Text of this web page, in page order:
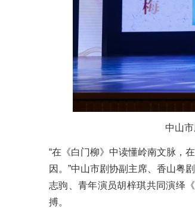
中山
“在《白门柳》中读懂岭南文脉，
因。”中山市剧协副主席、香山粤
志驹、青年演员胡梓琪共同演绎
搏。